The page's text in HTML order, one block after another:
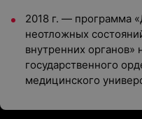
2018 г. — программа
неотложных
внутренних органов»
государственного
медицинского